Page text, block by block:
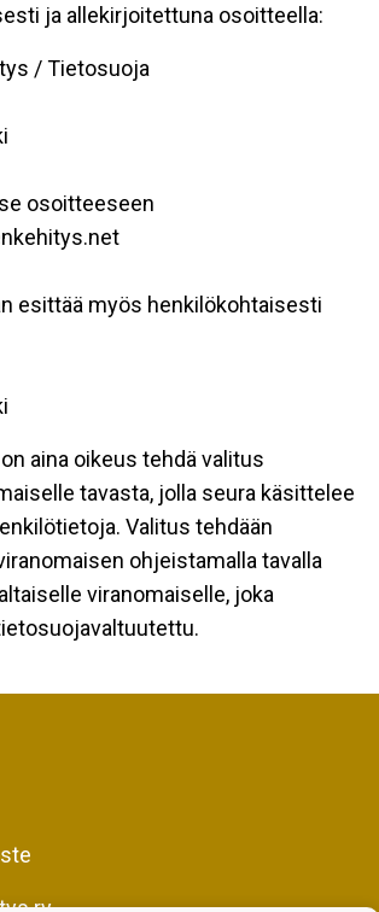
ja allekirjoitettuna osoitteella:
/ Tietosuoja
osoitteeseen
esittää myös henkilökohtaisesti
aina oikeus tehdä valitus
tavasta, jolla seura käsittelee
Valitus tehdään
ohjeistamalla tavalla
viranomaiselle, joka